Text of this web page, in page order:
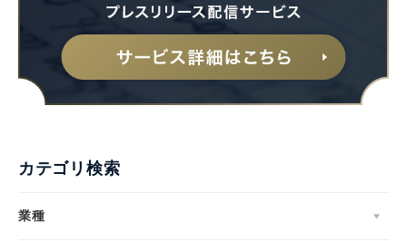
カテゴリ検索
業種
English